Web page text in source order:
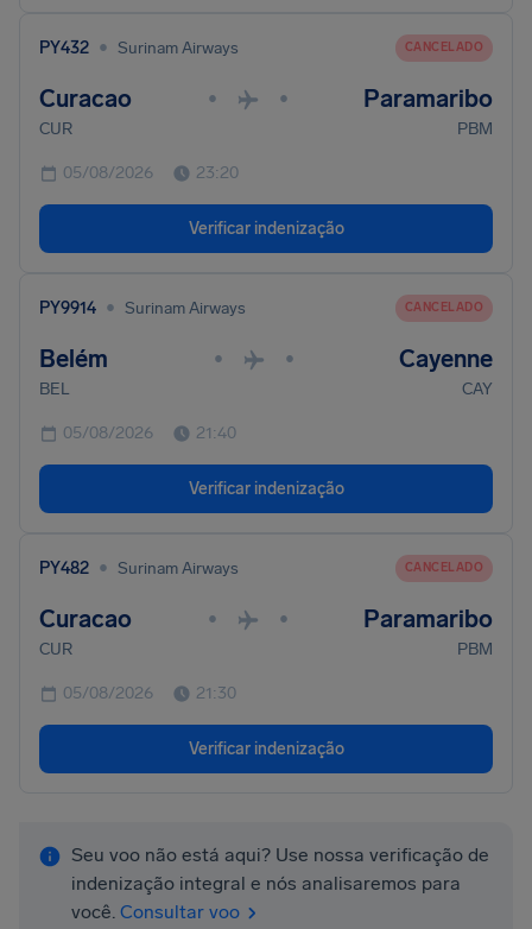
PY432 • Surinam Airways CANCELADO
Curacao • • Paramaribo
CUR PBM
05/08/2026 23:20
Verificar indenização
PY9914 • Surinam Airways CANCELADO
Belém • • Cayenne
BEL CAY
05/08/2026 21:40
Verificar indenização
PY482 • Surinam Airways CANCELADO
Curacao • • Paramaribo
CUR PBM
05/08/2026 21:30
Verificar indenização
Seu voo não está aqui? Use nossa verificação de
indenização integral e nós analisaremos para
você. Consultar voo